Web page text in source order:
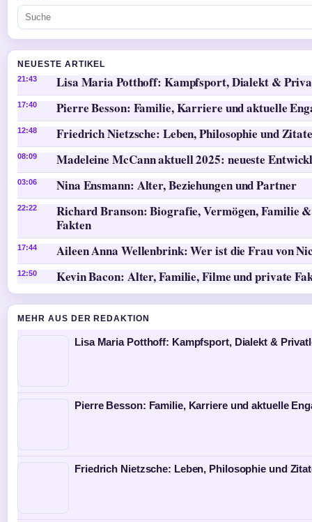
NEUESTE ARTIKEL
21:43 Lisa Maria Potthoff: Kampfsport, Dialekt &
17:40 Pierre Besson: Familie, Karriere und aktuelle
12:48 Friedrich Nietzsche: Leben, Philosophie und Zitate
08:09 Madeleine McCann aktuell 2025: neueste
03:06 Nina Ensmann: Alter, Beziehungen und Partner
22:22
Richard Branson: Biografie, Vermögen, Familie
Fakten
17:44 Aileen Anna Wellenbrink: Wer ist die Frau von
12:50 Kevin Bacon: Alter, Familie, Filme und private
MEHR AUS DER REDAKTION
Lisa Maria Potthoff: Kampfsport, Dialekt &
Pierre Besson: Familie, Karriere und aktuelle
Friedrich Nietzsche: Leben, Philosophie und